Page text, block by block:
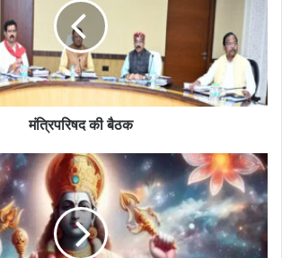
मंत्रिपरिषद की बैठक